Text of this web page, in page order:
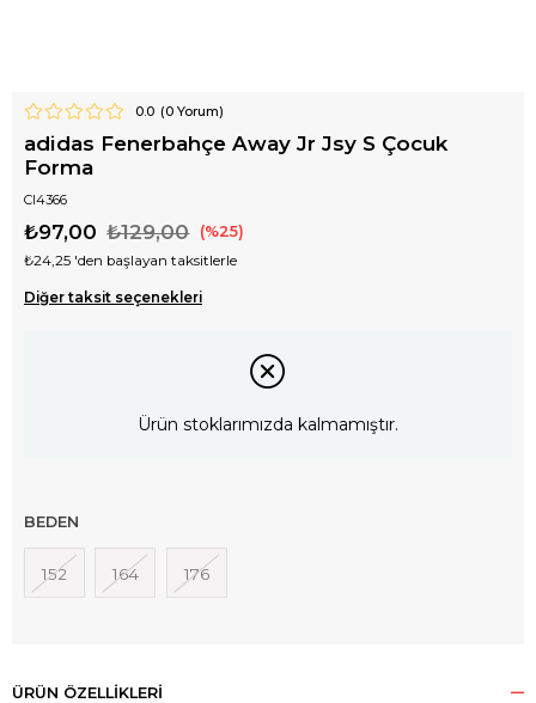
0.0 (0Yorum)
adidas Fenerbahçe Away Jr Jsy S Çocuk
Forma
CI4366
₺129,00
₺97,00 25
₺24,25 'den başlayan taksitlerle
Diğer taksit seçenekleri
Ürün stoklarımızda kalmamıştır.
BEDEN
152 164 176
ÜRÜN ÖZELLIKLERI